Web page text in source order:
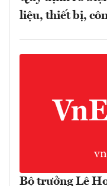
liệu, thiết bị,
Bộ trưởng Lê